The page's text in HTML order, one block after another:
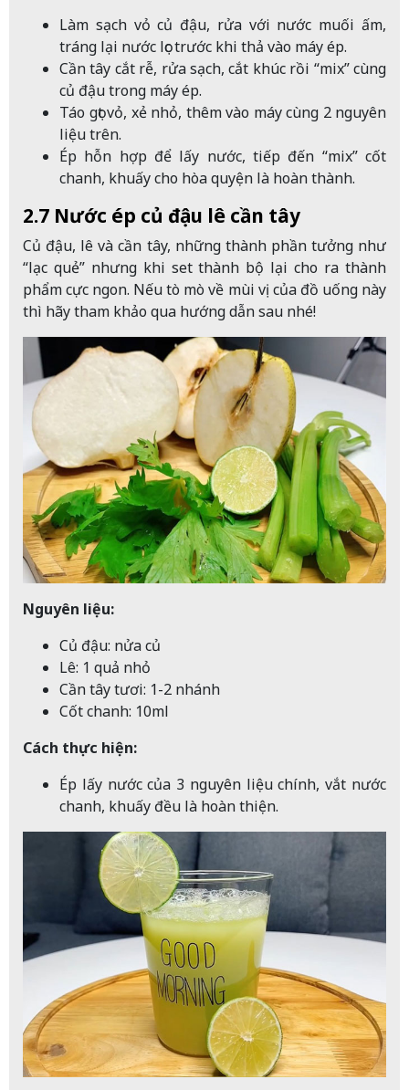
Làm sạch vỏ củ đậu, rửa với nước muối ấm,
tráng lại nước lọc trước khi thả vào máy ép.
Cần tây cắt rễ, rửa sạch, cắt khúc rồi “mix” cùng
củ đậu trong máy ép.
Táo gọt vỏ, xẻ nhỏ, thêm vào máy cùng 2 nguyên
liệu trên.
Ép hỗn hợp để lấy nước, tiếp đến “mix” cốt
chanh, khuấy cho hòa quyện là hoàn thành.
2.7 Nước ép củ đậu lê cần tây
Củ đậu, lê và cần tây, những thành phần tưởng như
“lạc quẻ” nhưng khi set thành bộ lại cho ra thành
phẩm cực ngon. Nếu tò mò về mùi vị của đồ uống này
thì hãy tham khảo qua hướng dẫn sau nhé!
Nguyên liệu:
Củ đậu: nửa củ
Lê: 1 quả nhỏ
Cần tây tươi: 1-2 nhánh
Cốt chanh: 10ml
Cách thực hiện:
Ép lấy nước của 3 nguyên liệu chính, vắt nước
chanh, khuấy đều là hoàn thiện.